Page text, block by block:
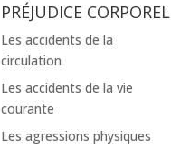
PRÉJUDICE CORPOREL
Les accidents de la
circulation
Les accidents de la vie
courante
Les agressions physiques